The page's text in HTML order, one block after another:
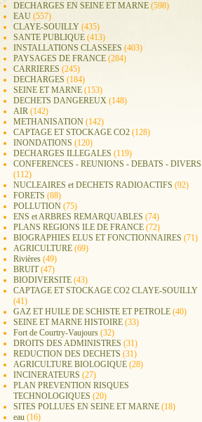
DECHARGES EN SEINE ET MARNE (598)
EAU (557)
CLAYE-SOUILLY (435)
SANTE PUBLIQUE (413)
INSTALLATIONS CLASSEES (403)
PAYSAGES DE FRANCE (284)
CARRIERES (245)
DECHARGES (184)
SEINE ET MARNE (153)
DECHETS DANGEREUX (148)
AIR (142)
METHANISATION (142)
CAPTAGE ET STOCKAGE CO2 (128)
INONDATIONS (120)
DECHARGES ILLEGALES (119)
CONFERENCES - REUNIONS - DEBATS - DIVERS
(112)
NUCLEAIRES et DECHETS RADIOACTIFS (92)
FORETS (88)
POLLUTION (75)
ENS et ARBRES REMARQUABLES (74)
PLANS REGIONS ILE DE FRANCE (72)
BIOGRAPHIES ELUS ET FONCTIONNAIRES (71)
AGRICULTURE (69)
Rivières (49)
BRUIT(47)
BIODIVERSITE (43)
CAPTAGE ET STOCKAGE CO2 CLAYE-SOUILLY
(41)
GAZ ET HUILE DE SCHISTE ET PETROLE (40)
SEINE ET MARNE HISTOIRE (33)
Fort de Courtry-Vaujours (32)
DROITS DES ADMINISTRES (31)
REDUCTION DES DECHETS (31)
AGRICULTURE BIOLOGIQUE (28)
INCINERATEURS (27)
PLAN PREVENTION RISQUES
TECHNOLOGIQUES (20)
SITES POLLUES EN SEINE ET MARNE (18)
eau (16)